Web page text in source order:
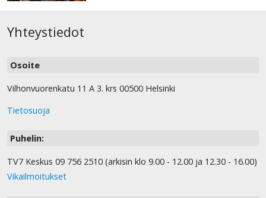
Yhteystiedot
Osoite
Vilhonvuorenkatu 11 A 3. krs 00500 Helsinki
Tietosuoja
Puhelin:
TV7 Keskus 09 756 2510 (arkisin klo 9.00 - 12.00 ja 12.30 - 16.00)
Vikailmoitukset